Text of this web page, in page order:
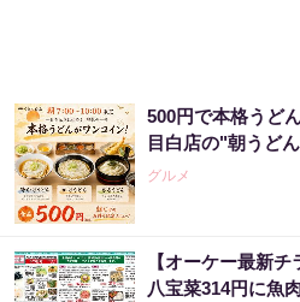
500円で本格うど
目白店の"朝うど
グルメ
【オーケー最新
八宝菜314円に魚